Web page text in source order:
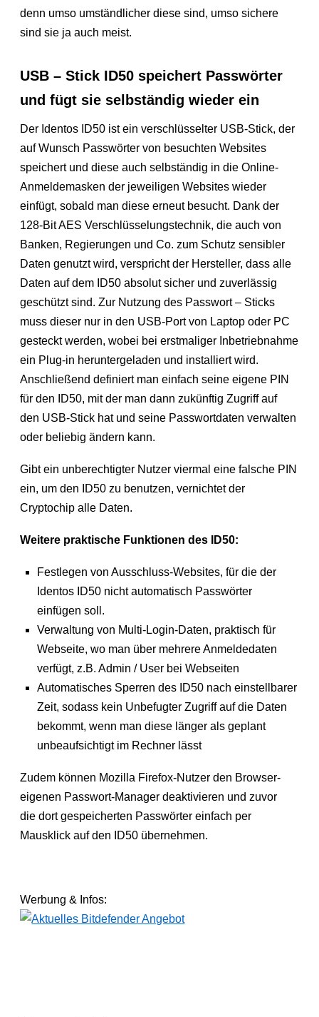
denn umso umständlicher diese sind, umso sichere
sind sie ja auch meist.
USB – Stick ID50 speichert Passwörter
und fügt sie selbständig wieder ein
Der Identos ID50 ist ein verschlüsselter USB-Stick, der
auf Wunsch Passwörter von besuchten Websites
speichert und diese auch selbständig in die Online-
Anmeldemasken der jeweiligen Websites wieder
einfügt, sobald man diese erneut besucht. Dank der
128-Bit AES Verschlüsselungstechnik, die auch von
Banken, Regierungen und Co. zum Schutz sensibler
Daten genutzt wird, verspricht der Hersteller, dass alle
Daten auf dem ID50 absolut sicher und zuverlässig
geschützt sind. Zur Nutzung des Passwort – Sticks
muss dieser nur in den USB-Port von Laptop oder PC
gesteckt werden, wobei bei erstmaliger Inbetriebnahme
ein Plug-in heruntergeladen und installiert wird.
Anschließend definiert man einfach seine eigene PIN
für den ID50, mit der man dann zukünftig Zugriff auf
den USB-Stick hat und seine Passwortdaten verwalten
oder beliebig ändern kann.
Gibt ein unberechtigter Nutzer viermal eine falsche PIN
ein, um den ID50 zu benutzen, vernichtet der
Cryptochip alle Daten.
Weitere praktische Funktionen des ID50:
Festlegen von Ausschluss-Websites, für die der
Identos ID50 nicht automatisch Passwörter
einfügen soll.
Verwaltung von Multi-Login-Daten, praktisch für
Webseite, wo man über mehrere Anmeldedaten
verfügt, z.B. Admin / User bei Webseiten
Automatisches Sperren des ID50 nach einstellbarer
Zeit, sodass kein Unbefugter Zugriff auf die Daten
bekommt, wenn man diese länger als geplant
unbeaufsichtigt im Rechner lässt
Zudem können Mozilla Firefox-Nutzer den Browser-
eigenen Passwort-Manager deaktivieren und zuvor
die dort gespeicherten Passwörter einfach per
Mausklick auf den ID50 übernehmen.
Werbung & Infos: